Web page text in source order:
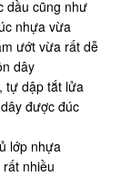
dầu cũng như
nhựa vừa
ướt vừa rất dễ
dây
tự dập tắt lửa
được đúc
lớp nhựa
nhiều